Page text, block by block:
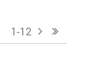
1-12 j n